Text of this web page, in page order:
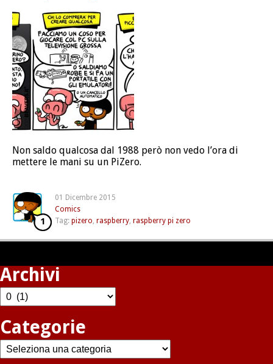
Non saldo qualcosa dal 1988 però non vedo l’ora di
mettere le mani su un PiZero.
01 Dicembre 2015
Comics
Tag: pizero, raspberry, raspberry pi zero
1
Archivi
Archivi
Categorie
Categorie